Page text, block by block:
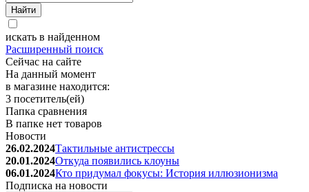
искать в найденном
Расширенный поиск
Сейчас на сайте
На данный момент
в магазине находится:
3 посетитель(ей)
Папка сравнения
В папке нет товаров
Новости
26.02.2024Тактильные антистрессы
20.01.2024Откуда появились клоуны
06.01.2024Кто придумал фокусы: История иллюзионизма
Подписка на новости